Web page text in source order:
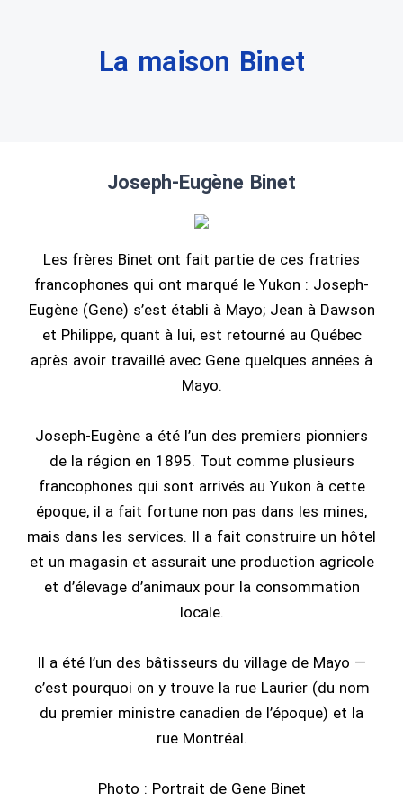
La maison Binet
Joseph-Eugène Binet
Les frères Binet ont fait partie de ces fratries
francophones qui ont marqué le Yukon : Joseph-
Eugène (Gene) s’est établi à Mayo; Jean à Dawson
et Philippe, quant à lui, est retourné au Québec
après avoir travaillé avec Gene quelques années à
Mayo.
Joseph-Eugène a été l’un des premiers pionniers
de la région en 1895. Tout comme plusieurs
francophones qui sont arrivés au Yukon à cette
époque, il a fait fortune non pas dans les mines,
mais dans les services. Il a fait construire un hôtel
et un magasin et assurait une production agricole
et d’élevage d’animaux pour la consommation
locale.
Il a été l’un des bâtisseurs du village de Mayo —
c’est pourquoi on y trouve la rue Laurier (du nom
du premier ministre canadien de l’époque) et la
rue Montréal.
Photo : Portrait de Gene Binet